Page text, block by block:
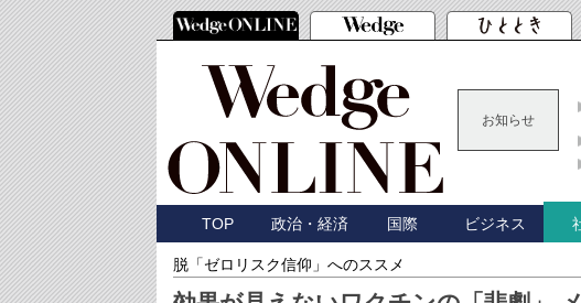
お知らせ
TOP 政治・経済 国際 ビジネス
脱「ゼロリスク信仰」へのススメ